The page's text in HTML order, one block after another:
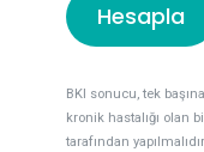
Hesapla
BKI sonucu, tek
kronik hastalığı olan
tarafından